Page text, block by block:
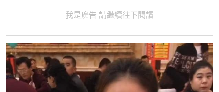
我是廣告 請繼續往下閱讀